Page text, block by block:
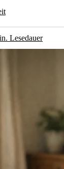
Lesedauer